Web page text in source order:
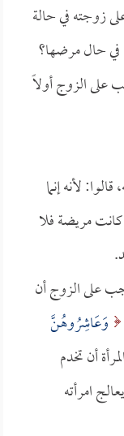
زوجته في حالة
في حال مرضها؟
على الزوج أولاً
لأنه إنما
كانت مريضة فلا
على الزوج أن
وَعَاشِرُوهُنَّ
المرأة أن تخدم
امرأته